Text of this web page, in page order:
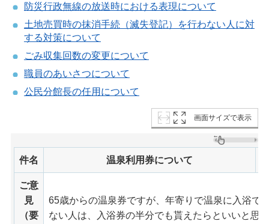
防災行政無線の放送時における表現について
土地売買時の抹消手続（滅失登記）を行わない人に対
する対策について
ごみ収集回数の変更について
職員のあいさつについて
公民分館長の任用について
画面サイズで表示
件名 温泉利用券について
ご意
見
（要
65歳からの温泉券ですが、年寄りで温泉に入浴で
ない人は、入浴券の半分でも貰えたらといいと思